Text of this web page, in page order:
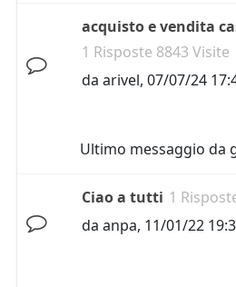
acquisto e vendita
1 Risposte 8843 Visite
da arivel, 07/07/24
Ultimo messaggio da
Ciao a tutti 1
da anpa, 11/01/22